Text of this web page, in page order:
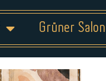
Grüner Salon